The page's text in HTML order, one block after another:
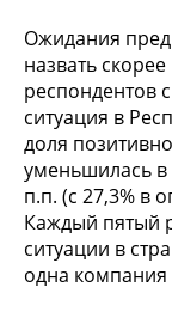
Ожидания
назвать
респондентов
ситуация в
доля
уменьшилась
п.п. (с 27,3% в
Каждый пятый
ситуации в
одна компания